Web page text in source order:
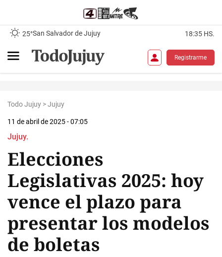
25°San Salvador de Jujuy 18:35 HS.
Registrarme
Todo Jujuy >Jujuy
11 de abril de 2025 - 07:05
Jujuy.
Elecciones
Legislativas 2025: hoy
vence el plazo para
presentar los modelos
de boletas